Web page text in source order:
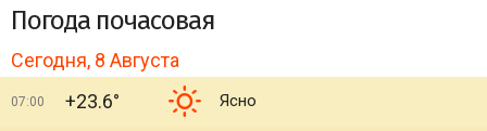
Погода почасовая
Сегодня, 8 Августа
07:00 +23.6° Ясно